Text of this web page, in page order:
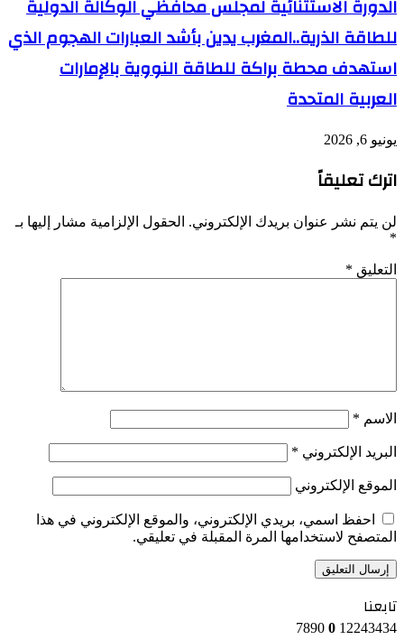
الدورة الاستثنائية لمجلس محافظي الوكالة الدولية
للطاقة الذرية..المغرب يدين بأشد العبارات الهجوم الذي
استهدف محطة براكة للطاقة النووية بالإمارات
العربية المتحدة
يونيو 6, 2026
اترك تعليقاً
لن يتم نشر عنوان بريدك الإلكتروني. الحقول الإلزامية مشار إليها بـ
*
التعليق *
الاسم *
البريد الإلكتروني *
الموقع الإلكتروني
احفظ اسمي، بريدي الإلكتروني، والموقع الإلكتروني في هذا
المتصفح لاستخدامها المرة المقبلة في تعليقي.
تابعنا
12243434
0